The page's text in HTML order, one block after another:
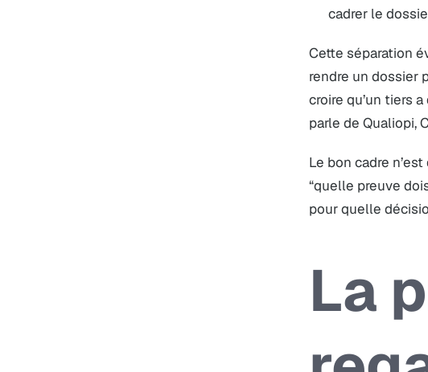
cadrer le
Cette séparation
rendre un dossier
croire qu’un tiers
parle de Qualiopi,
Le bon cadre
“quelle preuve
pour quelle
La